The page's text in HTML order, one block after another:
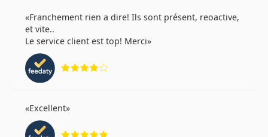
Franchement rien a dire! Ils sont présent, reoactive,
et vite..
Le service client est top! Merci
Excellent